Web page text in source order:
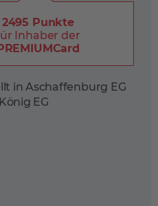
2495 Punkte
Inhaber der
in Aschaffenburg EG
EG